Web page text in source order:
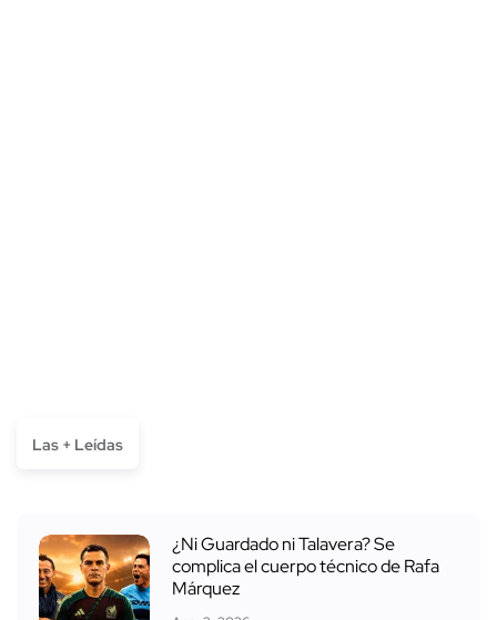
Las + Leídas
¿Ni Guardado ni Talavera? Se
complica el cuerpo técnico de Rafa
Márquez